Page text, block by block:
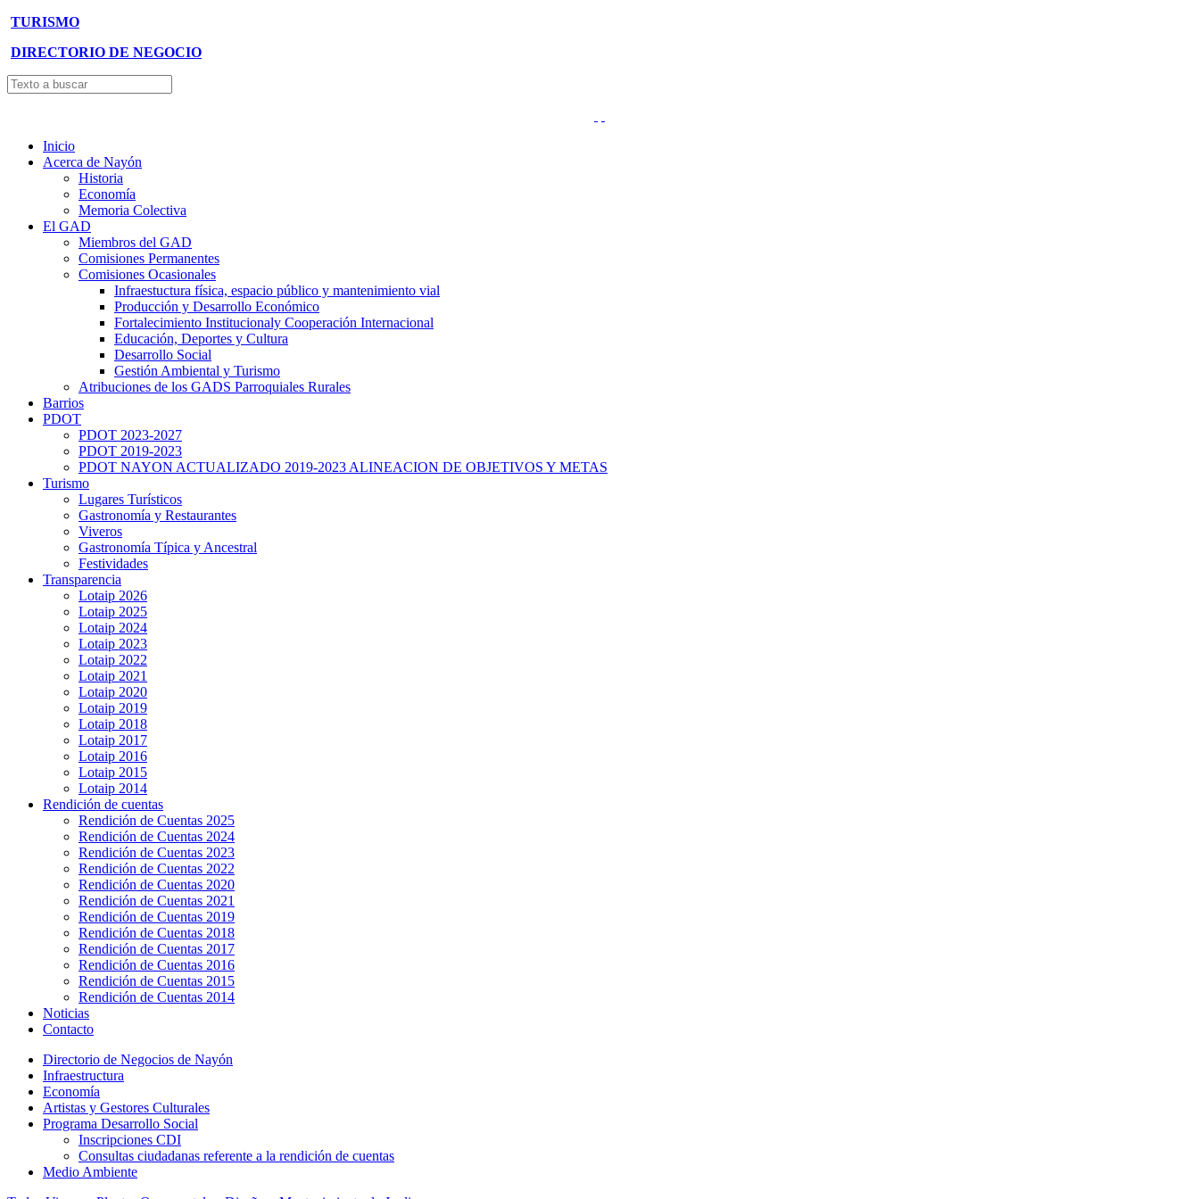
TURISMO
DIRECTORIO DE NEGOCIO
Inicio
Acerca de Nayón
Historia
Economía
Memoria Colectiva
El GAD
Miembros del GAD
Comisiones Permanentes
Comisiones Ocasionales
Infraestuctura física, espacio público y mantenimiento vial
Producción y Desarrollo Económico
Fortalecimiento Institucionaly Cooperación Internacional
Educación, Deportes y Cultura
Desarrollo Social
Gestión Ambiental y Turismo
Atribuciones de los GADS Parroquiales Rurales
Barrios
PDOT
PDOT 2023-2027
PDOT 2019-2023
PDOT NAYON ACTUALIZADO 2019-2023 ALINEACION DE OBJETIVOS Y METAS
Turismo
Lugares Turísticos
Gastronomía y Restaurantes
Viveros
Gastronomía Típica y Ancestral
Festividades
Transparencia
Lotaip 2026
Lotaip 2025
Lotaip 2024
Lotaip 2023
Lotaip 2022
Lotaip 2021
Lotaip 2020
Lotaip 2019
Lotaip 2018
Lotaip 2017
Lotaip 2016
Lotaip 2015
Lotaip 2014
Rendición de cuentas
Rendición de Cuentas 2025
Rendición de Cuentas 2024
Rendición de Cuentas 2023
Rendición de Cuentas 2022
Rendición de Cuentas 2020
Rendición de Cuentas 2021
Rendición de Cuentas 2019
Rendición de Cuentas 2018
Rendición de Cuentas 2017
Rendición de Cuentas 2016
Rendición de Cuentas 2015
Rendición de Cuentas 2014
Noticias
Contacto
Directorio de Negocios de Nayón
Infraestructura
Economía
Artistas y Gestores Culturales
Programa Desarrollo Social
Inscripciones CDI
Consultas ciudadanas referente a la rendición de cuentas
Medio Ambiente